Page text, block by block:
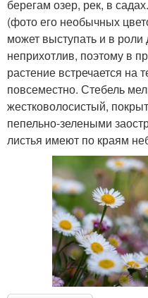
берегам озер, рек, в
(фото его необычных
может выступать и в роли
неприхотлив, поэтому в
растение встречается на
повсеместно. Стебель
жестковолосистый,
пепельно-зелеными
листья имеют по краям